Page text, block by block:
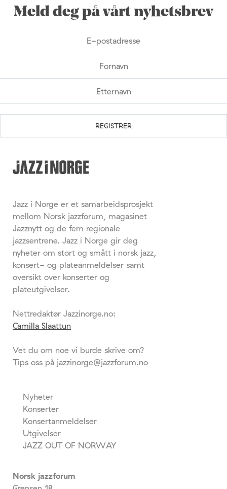
Meld deg på vårt nyhetsbrev
Jazz i Norge er et samarbeidsprosjekt
mellom Norsk jazzforum, magasinet
Jazznytt og de fem regionale
jazzsentrene. Jazz i Norge gir deg
nyheter om stort og smått i norsk jazz,
konsert- og plateanmeldelser samt
oversikt over konserter og
plateutgivelser.
Nettredaktør Jazzinorge.no:
Camilla Slaattun
Vet du om noe vi burde skrive om?
Tips oss på jazzinorge@jazzforum.no
Nyheter
Konserter
Konsertanmeldelser
Utgivelser
JAZZ OUT OF NORWAY
Norsk jazzforum